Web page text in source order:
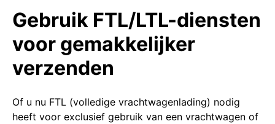
Gebruik FTL/LTL-diensten
voor gemakkelijker
verzenden
Of u nu FTL (volledige vrachtwagenlading) nodig
heeft voor exclusief gebruik van een vrachtwagen of